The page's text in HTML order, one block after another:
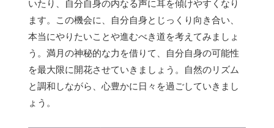
いたり、自分自身の内なる声に耳を傾けやすくなり
ます。この機会に、自分自身とじっくり向き合い、
本当にやりたいことや進むべき道を考えてみましょ
う。満月の神秘的な力を借りて、自分自身の可能性
を最大限に開花させていきましょう。自然のリズム
と調和しながら、心豊かに日々を過ごしていきまし
ょう。